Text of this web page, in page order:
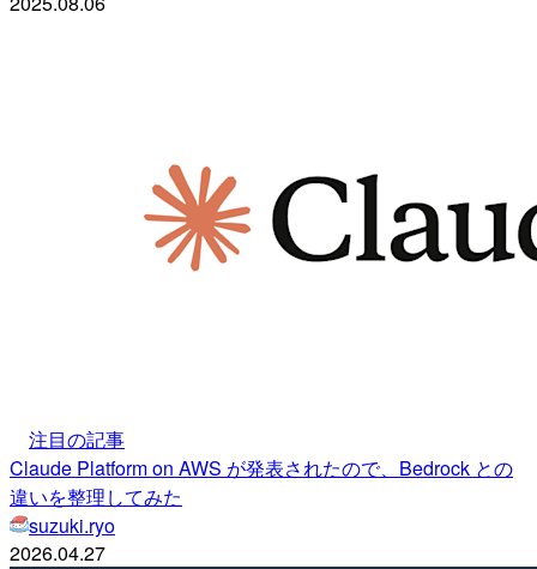
注目の記事
Claude Platform on AWS が発表されたので、Bedrock との
違いを整理してみた
suzuki.ryo
2026.04.27